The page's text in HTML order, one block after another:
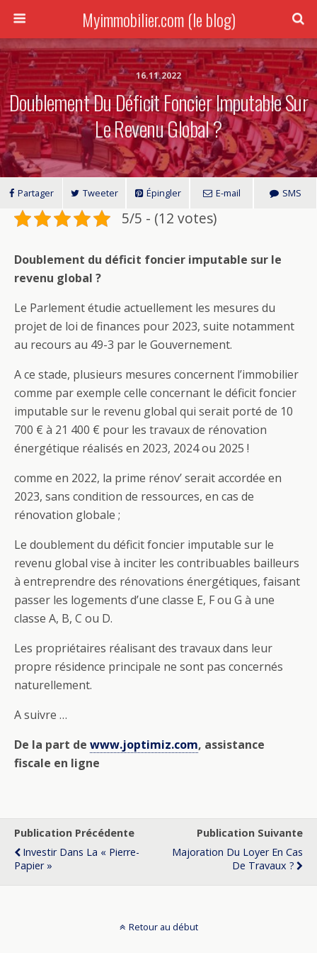
Myimmobilier.com (le blog)
16.11.2022
Doublement Du Déficit Foncier Imputable Sur
Le Revenu Global ?
Partager Tweeter Épingler E-mail SMS
5/5 - (12 votes)
Doublement du déficit foncier imputable sur le
revenu global ?
Le Parlement étudie actuellement les mesures du
projet de loi de finances pour 2023, suite notamment
au recours au 49-3 par le Gouvernement.
A ce stade, plusieurs mesures concernent l’immobilier
comme par exemple celle concernant le déficit foncier
imputable sur le revenu global qui serait porté de 10
700 € à 21 400 € pour les travaux de rénovation
énergétique réalisés en 2023, 2024 ou 2025 !
comme en 2022, la prime rénov’ serait accordée en
2023, sans condition de ressources, en cas de
rénovation globale ;
Le doublement du déficit foncier imputable sur le
revenu global vise à inciter les contribuables bailleurs
à entreprendre des rénovations énergétiques, faisant
passer les logements d’une classe E, F ou G à une
classe A, B, C ou D.
Les propriétaires réalisant des travaux dans leur
propre résidence principale ne sont pas concernés
naturellement.
A suivre …
De la part de www.joptimiz.com, assistance
fiscale en ligne
Publication Précédente
Investir Dans La « Pierre-
Papier »
Publication Suivante
Majoration Du Loyer En Cas
De Travaux ?
Retour au début